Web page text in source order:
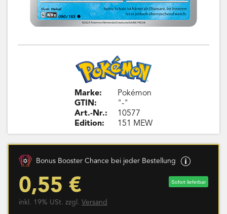
Marke:
GTIN:
Art.-Nr.:
Edition:
Pokémon
"-"
10577
151 MEW
Bonus Booster Chance bei jeder Bestellung
0,55 € Sofort lieferbar
inkl. 19% USt. zzgl. Versand